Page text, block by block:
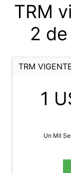
TRM
2
TRM
1
Un Mil